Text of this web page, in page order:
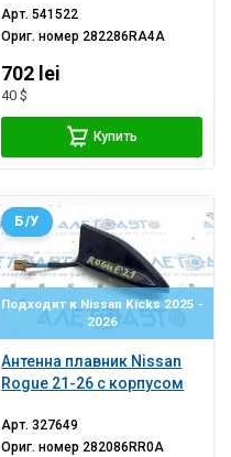
Арт.541522
Ориг. номер 282286RA4A
702 lei
40 $
Купить
Подходит к Nissan Kicks 2025 -
2026
Антенна плавник Nissan
Rogue 21-26 с корпусом
Б/У
Арт.327649
Ориг. номер 282086RR0A